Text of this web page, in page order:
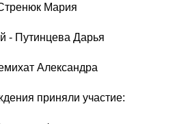
Мария
- Путинцева Дарья
Александра
приняли участие: